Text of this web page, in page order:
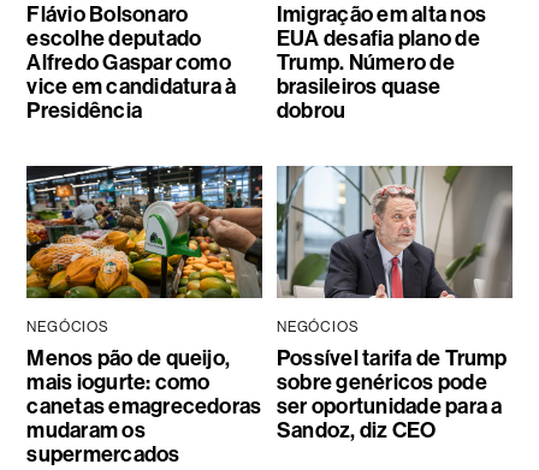
Flávio Bolsonaro
escolhe deputado
Alfredo Gaspar como
vice em candidatura à
Presidência
Imigração em alta nos
EUA desafia plano de
Trump. Número de
brasileiros quase
dobrou
NEGÓCIOS
Menos pão de queijo,
mais iogurte: como
canetas emagrecedoras
mudaram os
supermercados
NEGÓCIOS
Possível tarifa de Trump
sobre genéricos pode
ser oportunidade para a
Sandoz, diz CEO